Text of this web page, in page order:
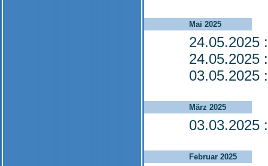
Mai 2025
24.05.2025
24.05.2025
03.05.2025
März 2025
03.03.2025
Februar 2025